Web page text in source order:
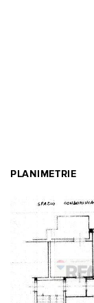
PLANIMETRIE